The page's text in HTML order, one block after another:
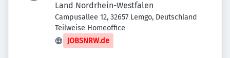
Land Nordrhein-Westfalen
Campusallee 12, 32657 Lemgo, Deutschland
Teilweise Homeoffice
JOBSNRW.de